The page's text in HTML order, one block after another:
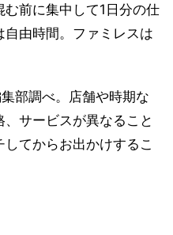
前に集中して1日分の仕
由時間。ファミレスは
部調べ。店舗や時期な
サービスが異なること
てからお出かけするこ